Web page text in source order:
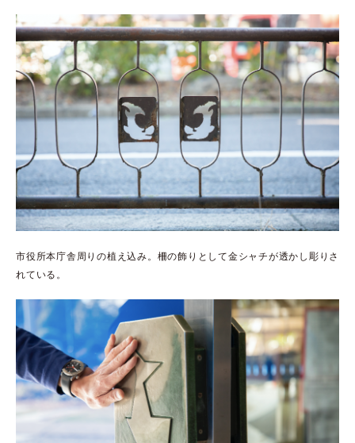
市役所本庁舎周りの植え込み。柵の飾りとして金シャチが透かし彫りさ
れている。